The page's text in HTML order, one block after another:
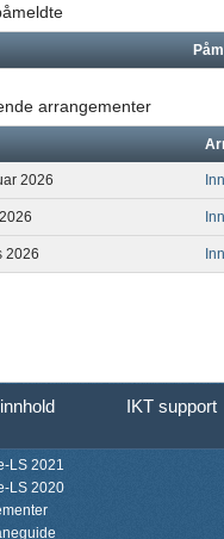
arrangementer
2026
2026
IKT support
LS 2021
LS 2020